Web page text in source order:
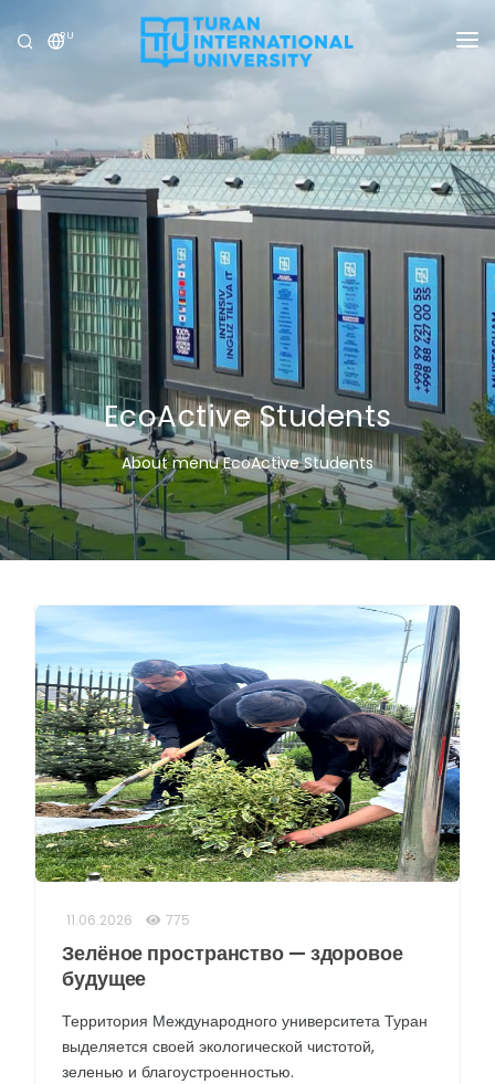
RU
УНИВЕРСИТЕТ
ПРОГРАММЫ
ПРИЁМ
ИССЛЕДОВАНИЕ
МЕЖДУНАРОДНЫЕ ОТНОШЕНИЯ
НОВОСТИ
ОЛИМПИАДА
EcoActive Students
About menu EcoActive Students
11.06.2026 775
Зелёное пространство — здоровое
будущее
Территория Международного университета Туран
выделяется своей экологической чистотой,
зеленью и благоустроенностью.